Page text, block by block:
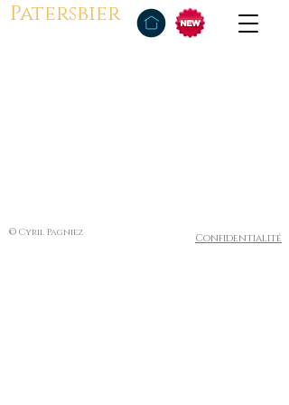
Patersbier
© Cyril Pagniez Confidentialité